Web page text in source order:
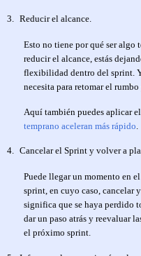
3. Reducir el alcance.
Esto no tiene por qué ser algo
reducir el alcance, estás
flexibilidad dentro del sprint. Y
necesita para retomar el
Aquí también puedes aplicar
temprano aceleran más rápido
4. Cancelar el Sprint y volver a
Puede llegar un momento en
sprint, en cuyo caso, cancelar
significa que se haya perdido
dar un paso atrás y reevaluar
el próximo sprint.